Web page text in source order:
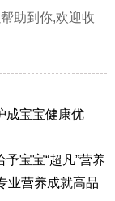
助到你,欢迎收
成宝宝健康优
宝宝“超凡”营养
业营养成就高品